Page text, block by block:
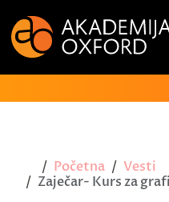
Početna
Vesti
Zaječar- Kurs za